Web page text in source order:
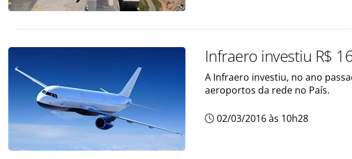
Infraero investiu R$
A Infraero investiu, no ano
aeroportos da rede no País.
02/03/2016 às 10h28